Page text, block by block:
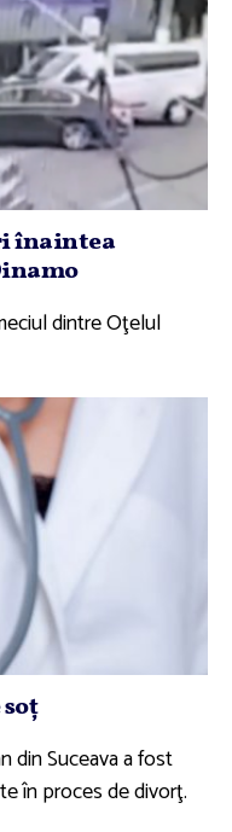
înaintea
dintre Oţelul
din Suceava a fost
în proces de divorţ.